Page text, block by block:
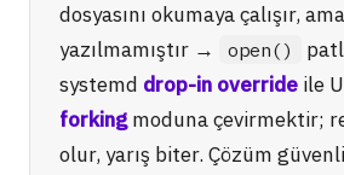
dosyasını okumaya çalışır,
yazılmamıştır →
open()
systemd drop-in override ile
forkingmoduna çevirmektir;
olur, yarış biter. Çözüm